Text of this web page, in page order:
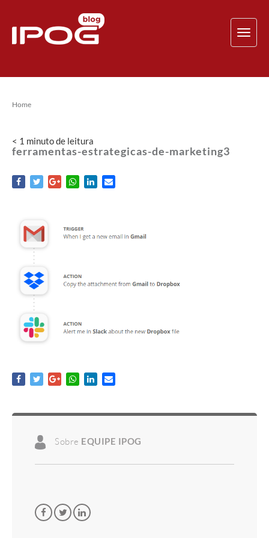
Home
< 1 minutode leitura
ferramentas-estrategicas-de-marketing3
Sobre EQUIPE IPOG